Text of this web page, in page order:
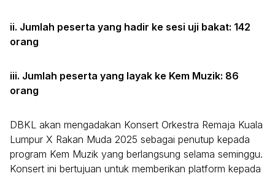
ii. Jumlah peserta yang hadir ke sesi uji bakat: 142
orang
iii. Jumlah peserta yang layak ke Kem Muzik: 86
orang
DBKL akan mengadakan Konsert Orkestra Remaja Kuala
Lumpur X Rakan Muda 2025 sebagai penutup kepada
program Kem Muzik yang berlangsung selama seminggu.
Konsert ini bertujuan untuk memberikan platform kepada